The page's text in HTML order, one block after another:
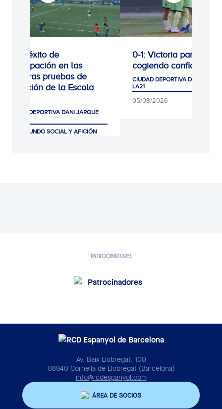
Gran éxito de
participación en las
primeras pruebas de
selección de la Escola
CIUDAD DEPORTIVA DANI JARQUE ·
CLUB, MUNDO SOCIAL Y AFICIÓN
0-1: Victoria para
cogiendo confianza
CIUDAD DEPORTIVA DANI
LA21
05/08/2026
PATROCINADORES
Av. Baix Llobregat, 100
08940 Cornellà de Llobregat (Barcelona)
info@rcdespanyol.com
ÁREA DE SOCIOS